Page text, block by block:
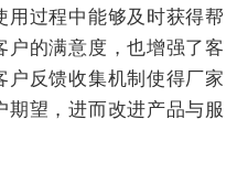
用过程中能够及时获得帮
户的满意度，也增强了客
户反馈收集机制使得厂家
望，进而改进产品与服